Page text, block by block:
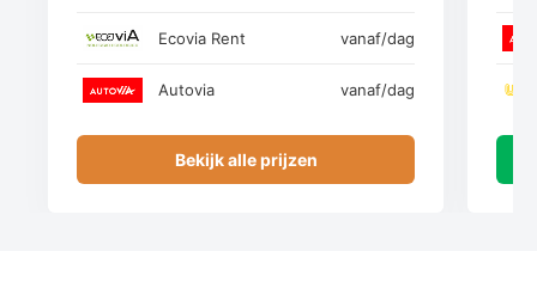
Ecovia Rent vanaf/dag
Autovia vanaf/dag
Bekijk alle prijzen